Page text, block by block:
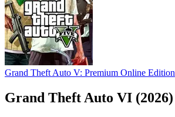
Grand Theft Auto V: Premium Online Edition
Grand Theft Auto VI (2026)